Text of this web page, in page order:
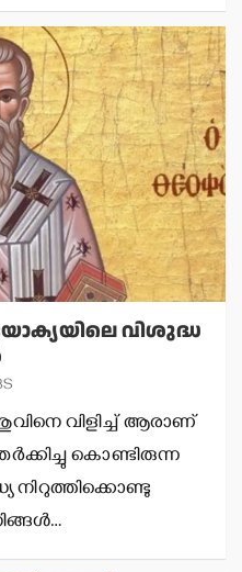
വിശുദ്ധ
വിളിച്ച് ആരാണ്
കൊണ്ടിരുന്ന
നിറുത്തിക്കൊണ്ടു